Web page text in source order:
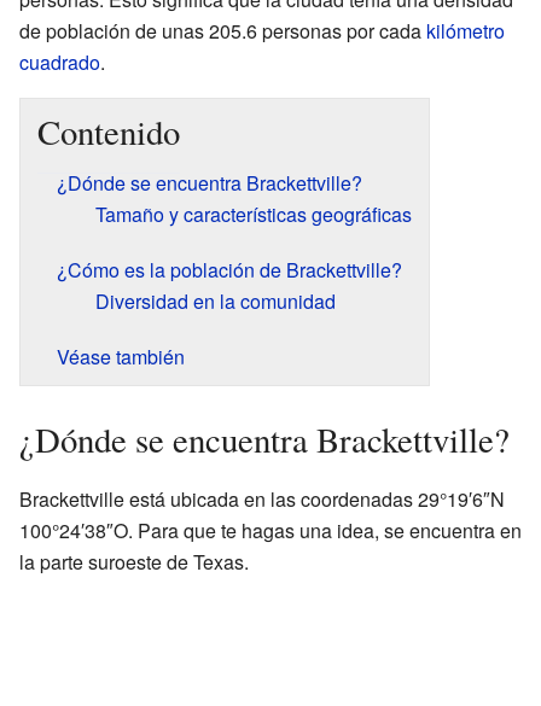
de población de unas 205.6 personas por cada kilómetro
cuadrado.
Contenido
¿Dónde se encuentra Brackettville?
Tamaño y características geográficas
¿Cómo es la población de Brackettville?
Diversidad en la comunidad
Véase también
¿Dónde se encuentra Brackettville?
Brackettville está ubicada en las coordenadas 29°19′6″N
100°24′38″O. Para que te hagas una idea, se encuentra en
la parte suroeste de Texas.